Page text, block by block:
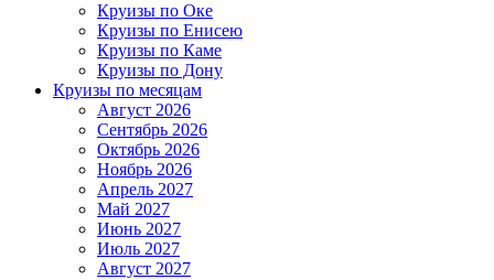
Круизы по Оке
Круизы по Енисею
Круизы по Каме
Круизы по Дону
Круизы по месяцам
Август 2026
Сентябрь 2026
Октябрь 2026
Ноябрь 2026
Апрель 2027
Май 2027
Июнь 2027
Июль 2027
Август 2027